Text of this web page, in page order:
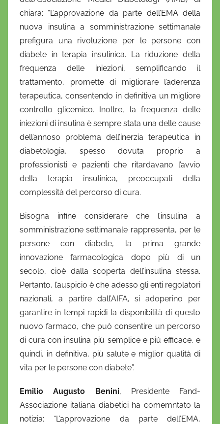
chiara: “L’approvazione da parte dell’EMA della
nuova insulina a somministrazione settimanale
prefigura una rivoluzione per le persone con
diabete in terapia insulinica. La riduzione della
frequenza delle iniezioni, semplificando il
trattamento, promette di migliorare l’aderenza
terapeutica, consentendo in definitiva un migliore
controllo glicemico. Inoltre, la frequenza delle
iniezioni di insulina è sempre stata una delle cause
dell’annoso problema dell’inerzia terapeutica in
diabetologia, spesso dovuta proprio a
professionisti e pazienti che ritardavano l’avvio
della terapia insulinica, preoccupati della
complessità del percorso di cura.
Bisogna infine considerare che l’insulina a
somministrazione settimanale rappresenta, per le
persone con diabete, la prima grande
innovazione farmacologica dopo più di un
secolo, cioè dalla scoperta dell’insulina stessa.
Pertanto, l’auspicio è che adesso gli enti regolatori
nazionali, a partire dall’AIFA, si adoperino per
garantire in tempi rapidi la disponibilità di questo
nuovo farmaco, che può consentire un percorso
di cura con insulina più semplice e più efficace, e
quindi, in definitiva, più salute e miglior qualità di
vita per le persone con diabete”.
Emilio Augusto Benini, Presidente Fand-
Associazione italiana diabetici ha comemntato la
notizia: “L’approvazione da parte dell’EMA,